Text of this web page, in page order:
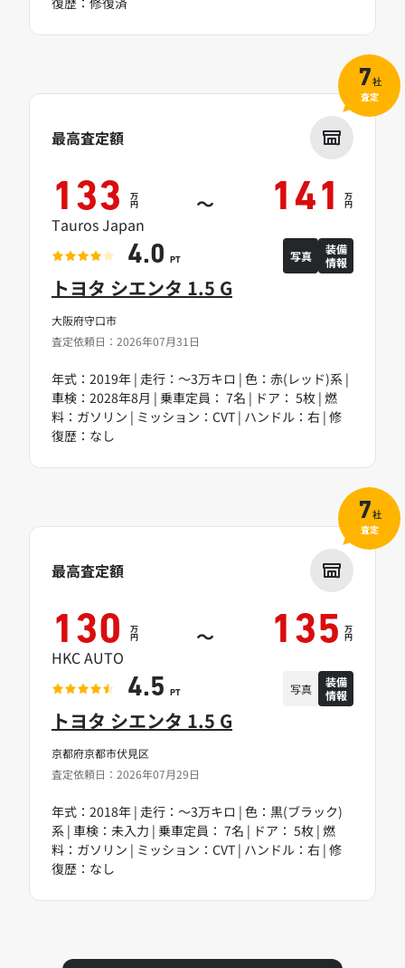
大阪府守口市
査定依頼日：2026年07月31日
トヨタ シエンタ 1.5 G
年式：2019年 | 走行：～3万キロ | 色：赤(レッド)系 |
車検：2028年8月 | 乗車定員： 7名 | ドア： 5枚 | 燃
料：ガソリン | ミッション：CVT | ハンドル：右 | 修
復歴：なし
最高査定額
133 万
円 ～ 141 万
円
Tauros Japan
4.0 PT 写真
装備
情報
7社
査定
京都府京都市伏見区
査定依頼日：2026年07月29日
トヨタ シエンタ 1.5 G
年式：2018年 | 走行：～3万キロ | 色：黒(ブラック)
系 | 車検：未入力 | 乗車定員： 7名 | ドア： 5枚 | 燃
料：ガソリン | ミッション：CVT | ハンドル：右 | 修
復歴：なし
最高査定額
130 万
円 ～ 135 万
円
HKC AUTO
4.5 PT 写真
装備
情報
7社
査定